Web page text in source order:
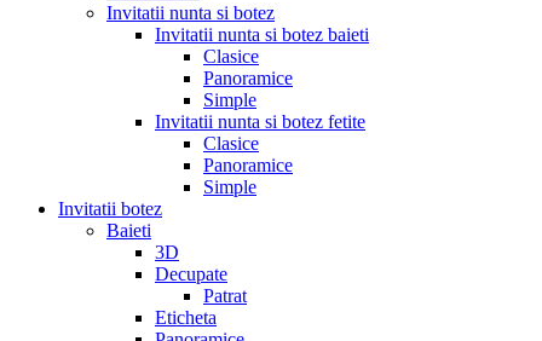
Invitatii nunta si botez
Invitatii nunta si botez baieti
Clasice
Panoramice
Simple
Invitatii nunta si botez fetite
Clasice
Panoramice
Simple
Invitatii botez
Baieti
3D
Decupate
Patrat
Eticheta